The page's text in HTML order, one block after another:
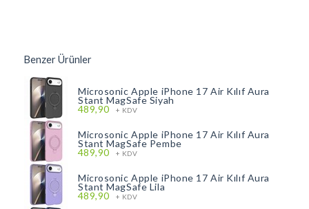
Benzer Ürünler
Microsonic Apple iPhone 17 Air Kılıf Aura
Stant MagSafe Siyah
489,90 + KDV
Microsonic Apple iPhone 17 Air Kılıf Aura
Stant MagSafe Pembe
489,90 + KDV
Microsonic Apple iPhone 17 Air Kılıf Aura
Stant MagSafe Lila
489,90 + KDV